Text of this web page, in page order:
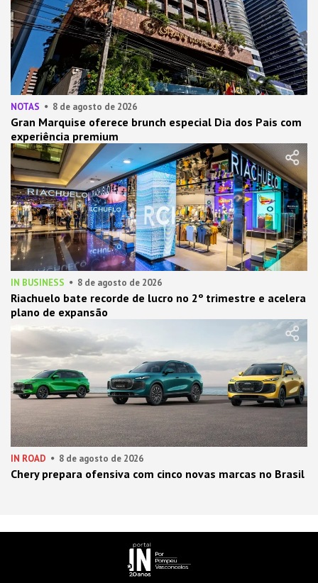
NOTAS 8 de agosto de 2026
Gran Marquise oferece brunch especial Dia dos Pais com
experiência premium
IN BUSINESS 8 de agosto de 2026
Riachuelo bate recorde de lucro no 2º trimestre e acelera
plano de expansão
IN ROAD 8 de agosto de 2026
Chery prepara ofensiva com cinco novas marcas no Brasil